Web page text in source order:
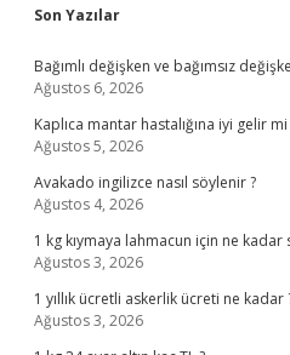
Sidebar
Son Yazılar
Bağımlı değişken ve bağımsız
Ağustos 6, 2026
Kaplıca mantar hastalığına iyi gelir mi
Ağustos 5, 2026
Avakado ingilizce nasıl söylenir ?
Ağustos 4, 2026
1 kg kıymaya lahmacun için ne kadar
Ağustos 3, 2026
1 yıllık ücretli askerlik ücreti ne kadar
Ağustos 3, 2026